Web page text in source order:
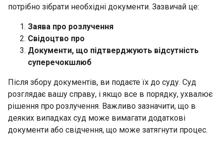
потрібно зібрати необхідні документи. Зазвичай це:
Заява про розлучення
Свідоцтво про
Документи, що підтверджують відсутність
суперечокшлюб
Після збору документів, ви подаєте їх до суду. Суд
розглядає вашу справу, і якщо все в порядку, ухвалює
рішення про розлучення. Важливо зазначити, що в
деяких випадках суд може вимагати додаткові
документи або свідчення, що може затягнути процес.